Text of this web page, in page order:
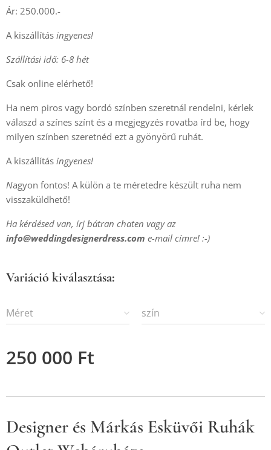
Ár: 250.000.-
A kiszállítás ingyenes!
Szállítási idő: 6-8 hét
Csak online elérhető!
Ha nem piros vagy bordó színben szeretnál rendelni, kérlek
válaszd a színes színt és a megjegyzés rovatba írd be, hogy
milyen színben szeretnéd ezt a gyönyörű ruhát.
A kiszállítás ingyenes!
Nagyon fontos! A külön a te méretedre készült ruha nem
visszaküldhető!
Ha kérdésed van, írj bátran chaten vagy az
info@weddingdesignerdress.com e-mail címre! :-)
Variáció kiválasztása:
Méret szín
250 000 Ft
Designer és Márkás Esküvői Ruhák